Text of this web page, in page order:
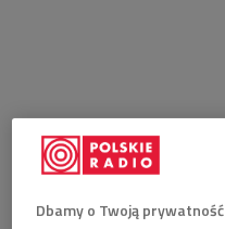
Dbamy o Twoją prywatność